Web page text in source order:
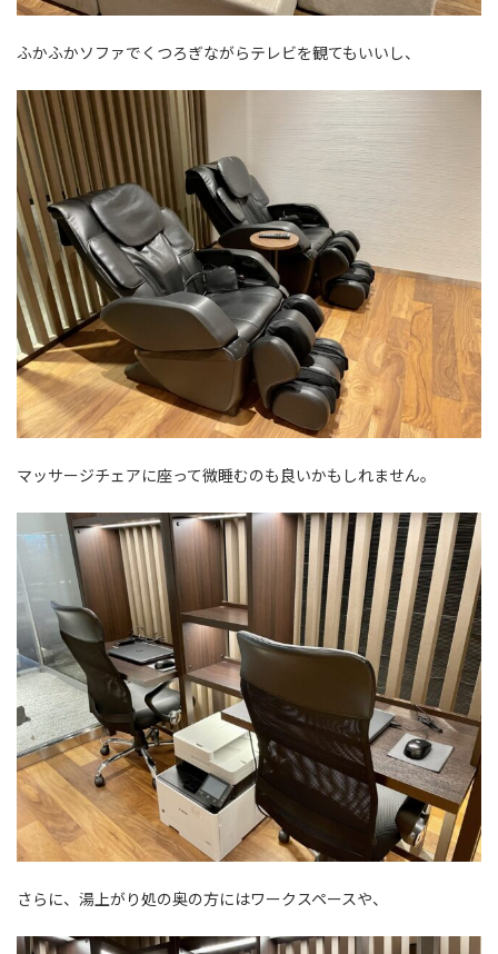
ふかふかソファでくつろぎながらテレビを観てもいいし、
マッサージチェアに座って微睡むのも良いかもしれません。
さらに、湯上がり処の奥の方にはワークスペースや、